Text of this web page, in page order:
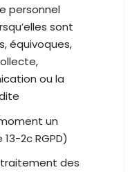
personnel
sont
équivoques,
ou la
un
2c RGPD)
des